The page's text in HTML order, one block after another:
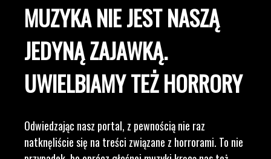
MUZYKA NIE JEST NASZĄ
JEDYNĄ ZAJAWKĄ.
UWIELBIAMY TEŻ HORRORY
Odwiedzając nasz portal, z pewnością nie raz
natknęliście się na treści związane z horrorami. To nie